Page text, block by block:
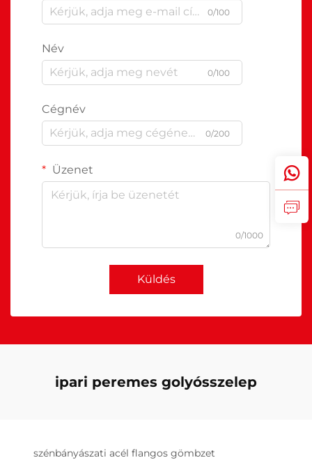
0/100
Név
0/100
Cégnév
0/200
Üzenet
0/1000
Küldés
ipari peremes golyósszelep
szénbányászati acél flangos gömbzet